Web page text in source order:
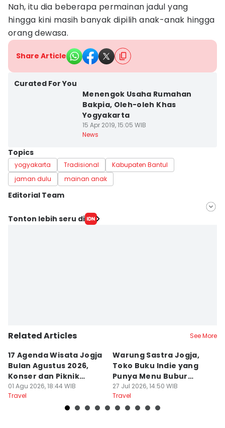
Nah, itu dia beberapa permainan jadul yang
hingga kini masih banyak dipilih anak-anak hingga
orang dewasa.
Share Article
Curated For You
Menengok Usaha Rumahan
Bakpia, Oleh-oleh Khas
Yogyakarta
15 Apr 2019, 15:05 WIB
News
Topics
yogyakarta Tradisional
Kabupaten Bantul
jaman dulu
mainan anak
Editorial Team
Editor
Tonton lebih seru di
Related Articles See More
17 Agenda Wisata Jogja
Bulan Agustus 2026,
Konser dan Piknik
Literasi
01 Agu 2026, 18:44 WIB
Travel
Warung Sastra Jogja,
Toko Buku Indie yang
Punya Menu Bubur
Manado
27 Jul 2026, 14:50 WIB
Travel